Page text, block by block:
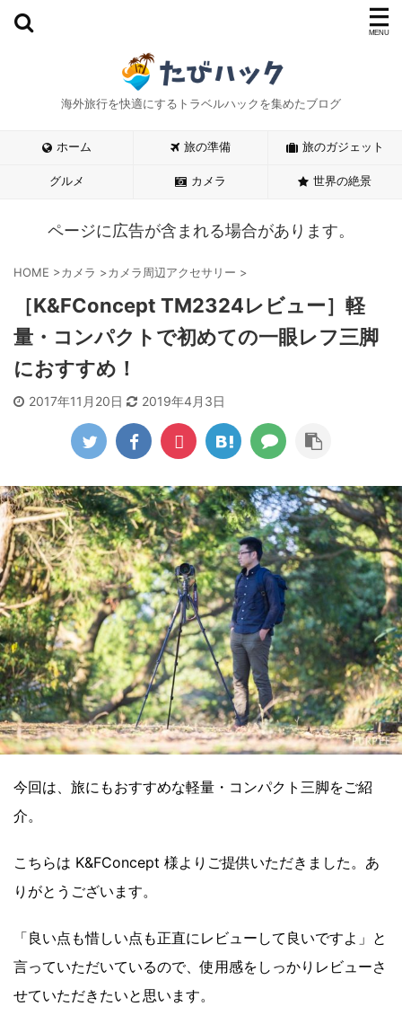
海外旅行を快適にするトラベルハックを集めたブログ
ホーム 旅の準備 旅のガジェット
グルメ カメラ 世界の絶景
ページに広告が含まれる場合があります。
HOME >カメラ >カメラ周辺アクセサリー >
［K&FConcept TM2324レビュー］軽
量・コンパクトで初めての一眼レフ三脚
におすすめ！
2017年11月20日 2019年4月3日
今回は、旅にもおすすめな軽量・コンパクト三脚をご紹
介。
こちらは K&FConcept 様よりご提供いただきました。あ
りがとうございます。
「良い点も惜しい点も正直にレビューして良いですよ」と
言っていただいているので、使用感をしっかりレビューさ
せていただきたいと思います。